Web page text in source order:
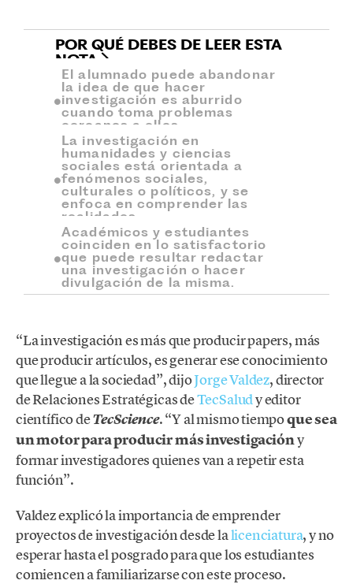
POR QUÉ DEBES DE LEER ESTA
NOTA
El alumnado puede abandonar
la idea de que hacer
investigación es aburrido
cuando toma problemas
cercanos a ellos.
La investigación en
humanidades y ciencias
sociales está orientada a
fenómenos sociales,
culturales o políticos, y se
enfoca en comprender las
realidades.
Académicos y estudiantes
coinciden en lo satisfactorio
que puede resultar redactar
una investigación o hacer
divulgación de la misma.
“La investigación es más que producir papers, más
que producir artículos, es generar ese conocimiento
que llegue a la sociedad”, dijoJorge Valdez, director
de Relaciones Estratégicas deTecSaludy editor
científico deTecScience. “Y al mismo tiempoque sea
un motor para producir más investigacióny
formar investigadores quienes van a repetir esta
función”.
Valdez explicó la importancia de emprender
proyectos de investigación desde lalicenciatura, y no
esperar hasta el posgrado para que los estudiantes
comiencen a familiarizarse con este proceso.